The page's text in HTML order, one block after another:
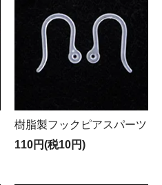
樹脂製フックピアスパーツ
110円(税10円)